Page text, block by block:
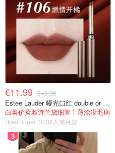
€11.99 €46.00
Estee Lauder 哑光口红 double or nothing色号
白菜价捡雅诗兰黛细管！薄涂没毛病
Breuninger 2038人感兴趣
3